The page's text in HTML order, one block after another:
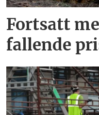
Fortsatt
fallende